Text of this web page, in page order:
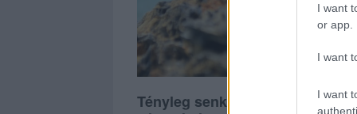
I want
or app.
I want
I want
Tényleg senki nem tehet arról,